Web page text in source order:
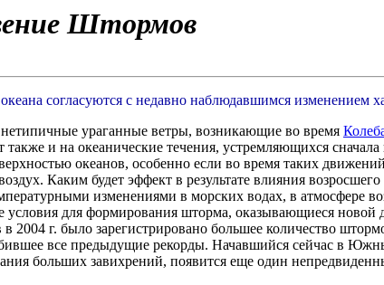
Штормов
согласуются с недавно наблюдавшимся изменением
ураганные ветры, возникающие во время
и на океанические течения, устремляющихся
океанов, особенно если во время таких
Каким будет эффект в результате влияния
изменениями в морских водах, в
для формирования шторма, оказывающиеся новой
2004 г. было зарегистрировано большее количество
все предыдущие рекорды. Начавшийся сейчас в
больших завихрений, появится еще один